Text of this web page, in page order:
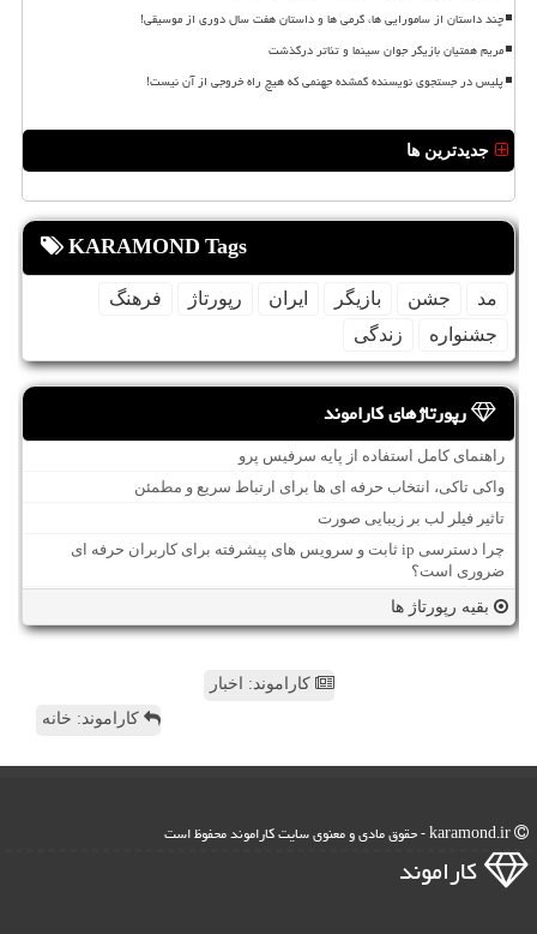
چند داستان از سامورایی ها، گرمی ها و داستان هفت سال دوری از موسیقی!
مریم همتیان بازیگر جوان سینما و تئاتر درگذشت
پلیس در جستجوی نویسنده گمشده جهنمی که هیچ راه خروجی از آن نیست!
جدیدترین ها
KARAMOND Tags
مد جشن بازیگر ایران رپورتاژ
فرهنگ
جشنواره
زندگی
رپورتاژهای کاراموند
راهنمای کامل استفاده از پایه سرفیس پرو
واکی تاکی، انتخاب حرفه ای ها برای ارتباط سریع و مطمئن
تاثیر فیلر لب بر زیبایی صورت
چرا دسترسی ip ثابت و سرویس های پیشرفته برای کاربران حرفه ای
ضروری است؟
بقیه رپورتاژ ها
کاراموند: اخبار
کاراموند: خانه
كاراموند